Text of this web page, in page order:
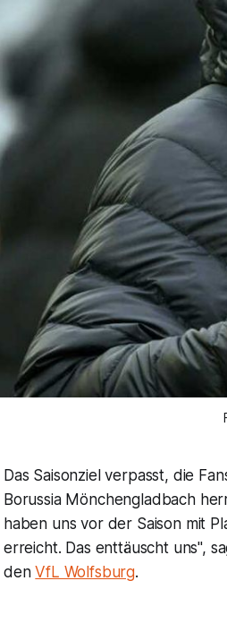
Das Saisonziel verpasst, die
Borussia Mönchengladbach
haben uns vor der Saison mit
erreicht. Das enttäuscht uns",
denVfL Wolfsburg.